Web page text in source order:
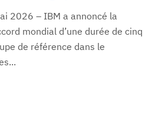
2026 – IBM a annoncé la
mondial d’une durée de cinq
de référence dans le